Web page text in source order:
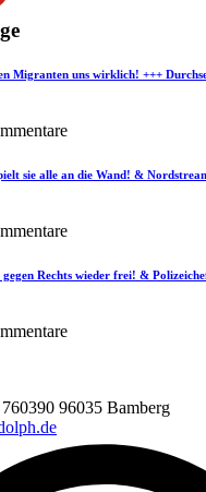
Migranten uns wirklich! +++
sie alle an die Wand! &
Rechts wieder frei! &
96035 Bamberg